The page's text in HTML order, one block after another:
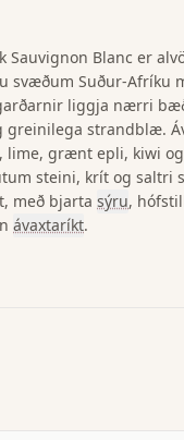
Sauvignon Blanc er
svæðum Suður-Afríku
liggja nærri
greinilega strandblæ.
grænt epli, kiwi
steini, krít og saltri
með bjarta sýru,
ávaxtaríkt.